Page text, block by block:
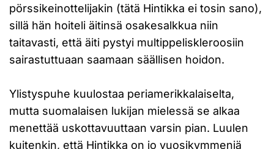
pörssikeinottelijakin (tätä Hintikka ei tosin sano),
sillä hän hoiteli äitinsä osakesalkkua niin
taitavasti, että äiti pystyi multippeliskleroosiin
sairastuttuaan saamaan säällisen hoidon.
Ylistyspuhe kuulostaa periamerikkalaiselta,
mutta suomalaisen lukijan mielessä se alkaa
menettää uskottavuuttaan varsin pian. Luulen
kuitenkin, että Hintikka on jo vuosikymmeniä